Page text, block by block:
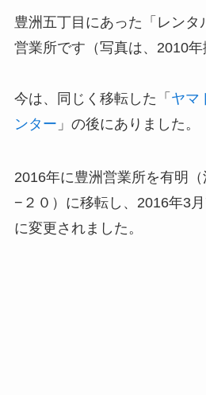
豊洲五丁目にあった「レンタ
営業所です（写真は、2010年
今は、同じく移転した「 ヤマ
ンター 」の後にありました。
2016年に豊洲営業所を有明
−２０）に移転し、2016年3
に変更されました。